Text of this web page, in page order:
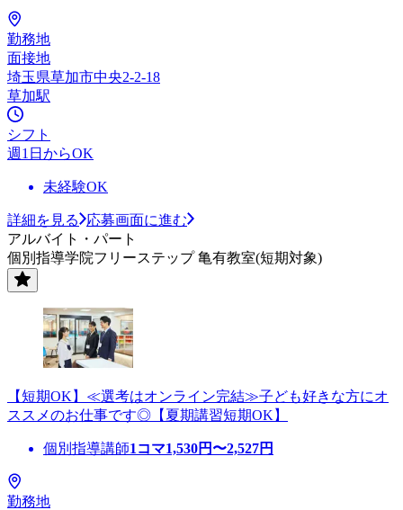
勤務地
面接地
埼玉県草加市中央2-2-18
草加駅
シフト
週1日からOK
未経験OK
詳細を見る
応募画面に進む
アルバイト・パート
個別指導学院フリーステップ 亀有教室(短期対象)
【短期OK】≪選考はオンライン完結≫子ども好きな方にオ
ススメのお仕事です◎【夏期講習短期OK】
個別指導講師1コマ1,530円〜2,527円
勤務地